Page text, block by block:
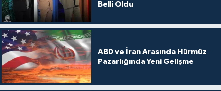
Belli Oldu
ABD ve İran Arasında Hürmüz
Pazarlığında Yeni Gelişme